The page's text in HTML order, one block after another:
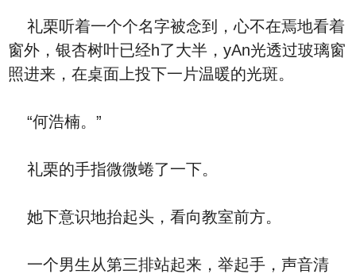
礼栗听着一个个名字被念到，心不在焉地看着
窗外，银杏树叶已经h了大半，yAn光透过玻璃窗
照进来，在桌面上投下一片温暖的光斑。
“何浩楠。”
礼栗的手指微微蜷了一下。
她下意识地抬起头，看向教室前方。
一个男生从第三排站起来，举起手，声音清